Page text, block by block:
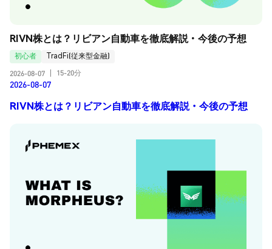
RIVN株とは？リビアン自動車を徹底解説・今後の予想
初心者
TradFi(従来型金融)
2026-08-07
15-20分
2026-08-07
RIVN株とは？リビアン自動車を徹底解説・今後の予想